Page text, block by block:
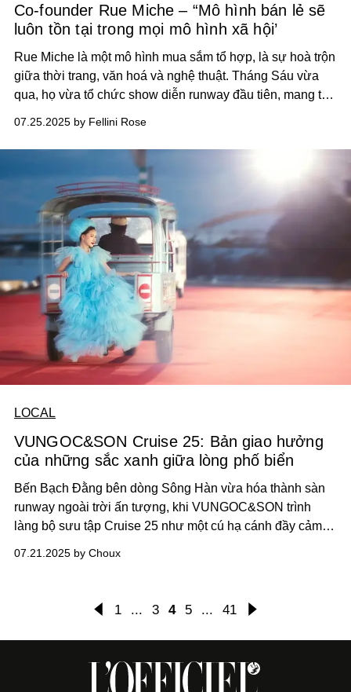
Co-founder Rue Miche – “Mô hình bán lẻ sẽ
luôn tồn tại trong mọi mô hình xã hội’
Rue Miche là một mô hình mua sắm tổ hợp, là sự hoà trộn
giữa thời trang, văn hoá và nghệ thuật. Tháng Sáu vừa
qua, họ vừa tổ chức show diễn runway đầu tiên, mang tên
07.25.2025 by Fellini Rose
LOCAL
VUNGOC&SON Cruise 25: Bản giao hưởng
của những sắc xanh giữa lòng phố biển
Bến Bạch Đằng bên dòng Sông Hàn vừa hóa thành sàn
runway ngoài trời ấn tượng, khi VUNGOC&SON trình
làng bộ sưu tập Cruise 25 như một cú hạ cánh đầy cảm
Với hơn 120 thiết kế đậm dấu ấn sắc màu, show diễn đã
07.21.2025 by Choux
1 ... 3 4 5 ... 41